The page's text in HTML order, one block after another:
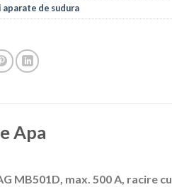
de sudura
Apa
MB501D, max. 500 A, racire cu